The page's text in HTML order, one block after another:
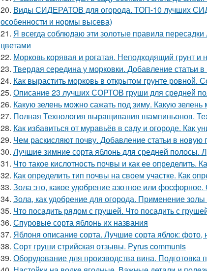
20. Виды СИДЕРАТОВ для огорода. ТОП-10 лучших
особенности и нормы высева)
21. Я всегда соблюдаю эти золотые правила
цветами
22. Морковь корявая и рогатая. Неподходящий грунт и
23. Твердая середина у морковки. Добавление статьи
24. Как вырастить морковь в открытом грунте ровной.
25. Описание 23 лучших СОРТОВ груши для средней
26. Какую зелень можно сажать под зиму. Какую
27. Полная Технология выращивания шампиньонов.
28. Как избавиться от муравьёв в саду и огороде. Как
29. Чем раскисляют почву. Добавление статьи в новую
30. Лучшие зимние сорта яблонь для средней полосы.
31. Что такое кислотность почвы и как ее определить.
32. Как определить тип почвы на своем участке. Как
33. Зола это, какое удобрение азотное или
34. Зола, как удобрение для огорода. Применение золы
35. Что посадить рядом с грушей. Что посадить с
36. Спуровые сорта яблонь их названия
37. Яблоня описание сорта. Лучшие сорта яблок: фото,
38. Сорт груши стрийская отзывы. Pyrus communis
39. Оборудование для производства вина. Подготовка